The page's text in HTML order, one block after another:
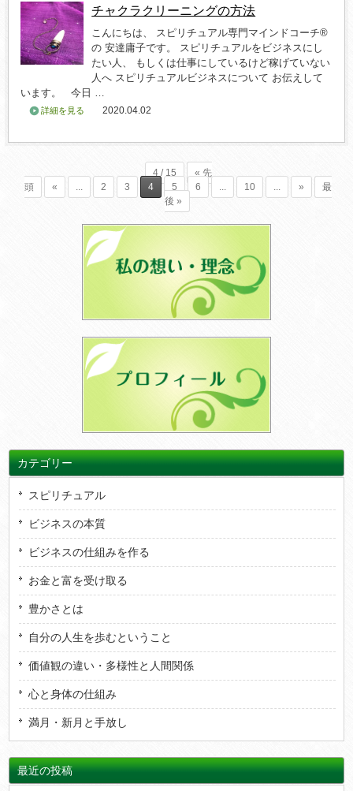
チャクラクリーニングの方法
こんにちは、 スピリチュアル専門マインドコーチ®
の 安達庸子です。 スピリチュアルをビジネスにし
たい人、 もしくは仕事にしているけど稼げていない
人へ スピリチュアルビジネスについて お伝えして
います。 今日 …
詳細を見る 2020.04.02
4 / 15
« 先
頭
« ... 2 3 4 5 6 ... 10 ... »
最
後 »
カテゴリー
スピリチュアル
ビジネスの本質
ビジネスの仕組みを作る
お金と富を受け取る
豊かさとは
自分の人生を歩むということ
価値観の違い・多様性と人間関係
心と身体の仕組み
満月・新月と手放し
最近の投稿